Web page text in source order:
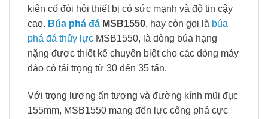
kiên cố đòi hỏi thiết bị có sức mạnh và độ tin cậy
cao. Búa phá đá MSB1550, hay còn gọi là búa
phá đá thủy lực MSB1550, là dòng búa hạng
nặng được thiết kế chuyên biệt cho các dòng máy
đào có tải trọng từ 30 đến 35 tấn.
Với trọng lượng ấn tượng và đường kính mũi đục
155mm, MSB1550 mang đến lực công phá cực